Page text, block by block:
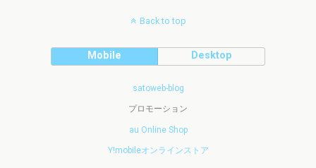
Back to top
Mobile Desktop
satoweb-blog
プロモーション
au Online Shop
Y!mobileオンラインストア